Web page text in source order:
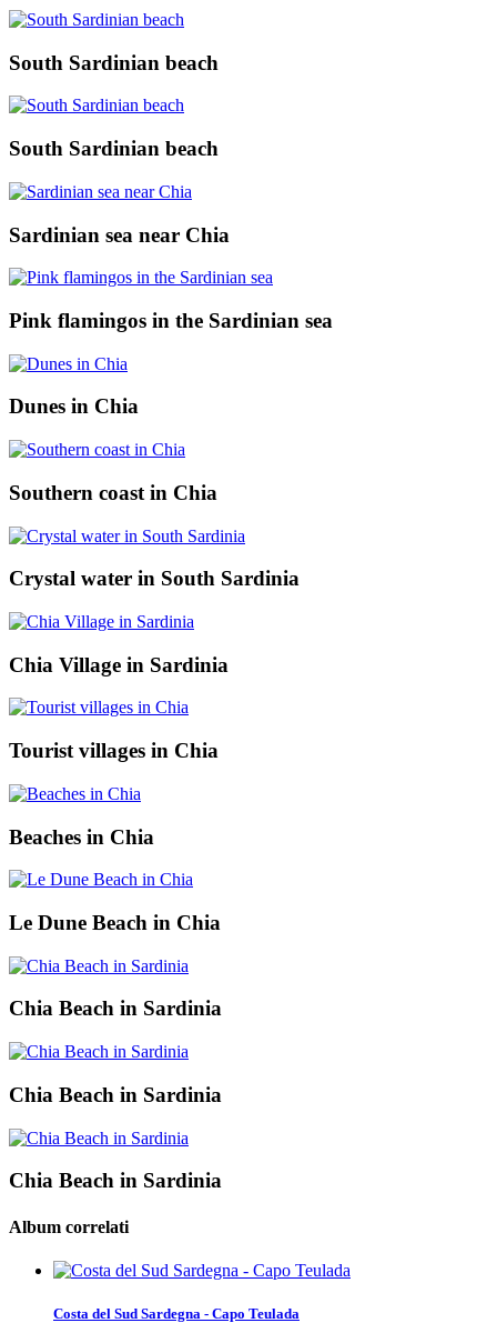
South Sardinian beach
South Sardinian beach
Sardinian sea near Chia
Pink flamingos in the Sardinian sea
Dunes in Chia
Southern coast in Chia
Crystal water in South Sardinia
Chia Village in Sardinia
Tourist villages in Chia
Beaches in Chia
Le Dune Beach in Chia
Chia Beach in Sardinia
Chia Beach in Sardinia
Chia Beach in Sardinia
Album correlati
Costa del Sud Sardegna - Capo Teulada